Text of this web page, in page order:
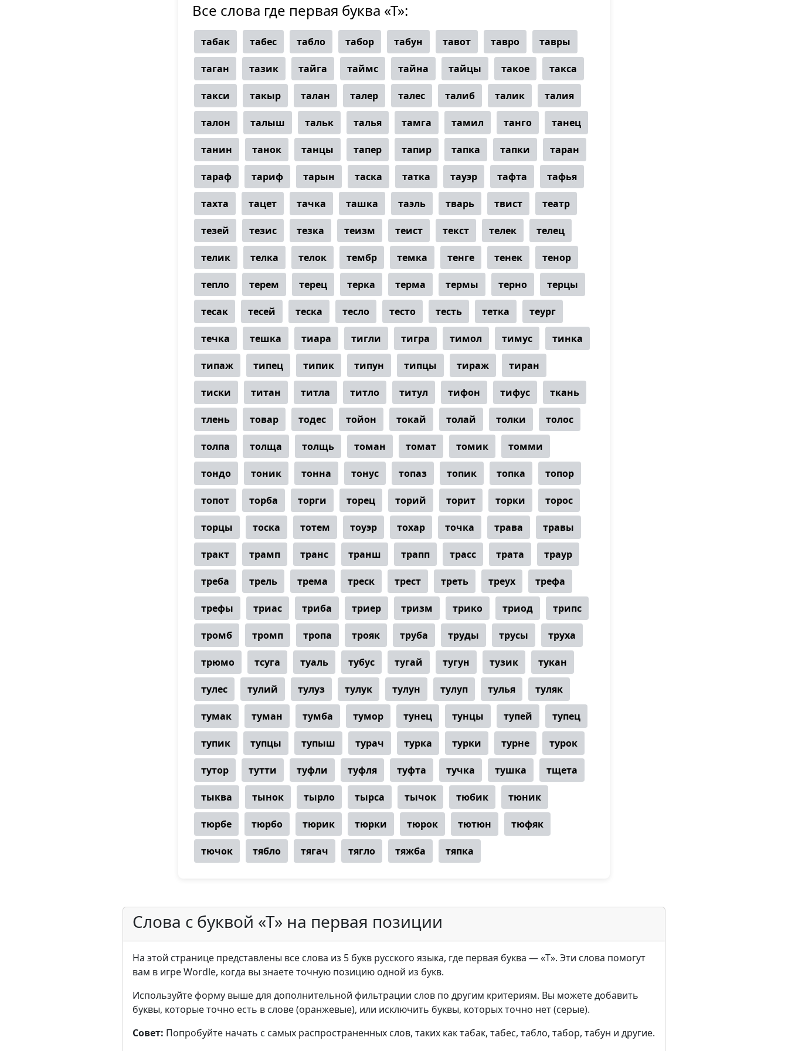
Все слова где первая буква «Т»:
табак табес табло табор табун тавот тавро тавры
таган тазик тайга таймс тайна тайцы такое такса
такси такыр талан талер талес талиб талик талия
талон талыш тальк талья тамга тамил танго танец
танин танок танцы тапер тапир тапка тапки таран
тараф тариф тарын таска татка тауэр тафта тафья
тахта тацет тачка ташка таэль тварь твист театр
тезей тезис тезка теизм теист текст телек телец
телик телка телок тембр темка тенге тенек тенор
тепло терем терец терка терма термы терно терцы
тесак тесей теска тесло тесто тесть тетка теург
течка тешка тиара тигли тигра тимол тимус тинка
типаж типец типик типун типцы тираж тиран
тиски титан титла титло титул тифон тифус ткань
тлень товар тодес тойон токай толай толки толос
толпа толща толщь томан томат томик томми
тондо тоник тонна тонус топаз топик топка топор
топот торба торги торец торий торит торки торос
торцы тоска тотем тоуэр тохар точка трава травы
тракт трамп транс транш трапп трасс трата траур
треба трель трема треск трест треть треух трефа
трефы триас триба триер тризм трико триод трипс
тромб тромп тропа трояк труба труды трусы труха
трюмо тсуга туаль тубус тугай тугун тузик тукан
тулес тулий тулуз тулук тулун тулуп тулья туляк
тумак туман тумба тумор тунец тунцы тупей тупец
тупик тупцы тупыш турач турка турки турне турок
тутор тутти туфли туфля туфта тучка тушка тщета
тыква тынок тырло тырса тычок тюбик тюник
тюрбе тюрбо тюрик тюрки тюрок тютюн тюфяк
тючок тябло тягач тягло тяжба тяпка
Слова с буквой «Т» на первая позиции
На этой странице представлены все слова из 5 букв русского языка, где первая буква — «Т». Эти слова помогут
вам в игре Wordle, когда вы знаете точную позицию одной из букв.
Используйте форму выше для дополнительной фильтрации слов по другим критериям. Вы можете добавить
буквы, которые точно есть в слове (оранжевые), или исключить буквы, которых точно нет (серые).
Совет: Попробуйте начать с самых распространенных слов, таких как табак, табес, табло, табор, табун и другие.